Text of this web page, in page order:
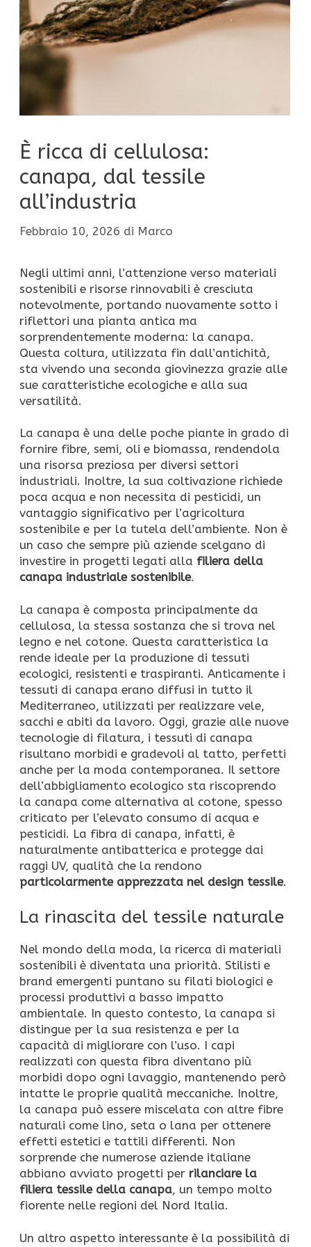
È ricca di cellulosa:
canapa, dal tessile
all’industria
Febbraio 10, 2026 di Marco
Negli ultimi anni, l’attenzione verso materiali
sostenibili e risorse rinnovabili è cresciuta
notevolmente, portando nuovamente sotto i
riflettori una pianta antica ma
sorprendentemente moderna: la canapa.
Questa coltura, utilizzata fin dall’antichità,
sta vivendo una seconda giovinezza grazie alle
sue caratteristiche ecologiche e alla sua
versatilità.
La canapa è una delle poche piante in grado di
fornire fibre, semi, oli e biomassa, rendendola
una risorsa preziosa per diversi settori
industriali. Inoltre, la sua coltivazione richiede
poca acqua e non necessita di pesticidi, un
vantaggio significativo per l’agricoltura
sostenibile e per la tutela dell’ambiente. Non è
un caso che sempre più aziende scelgano di
investire in progetti legati alla filiera della
canapa industriale sostenibile.
La canapa è composta principalmente da
cellulosa, la stessa sostanza che si trova nel
legno e nel cotone. Questa caratteristica la
rende ideale per la produzione di tessuti
ecologici, resistenti e traspiranti. Anticamente i
tessuti di canapa erano diffusi in tutto il
Mediterraneo, utilizzati per realizzare vele,
sacchi e abiti da lavoro. Oggi, grazie alle nuove
tecnologie di filatura, i tessuti di canapa
risultano morbidi e gradevoli al tatto, perfetti
anche per la moda contemporanea. Il settore
dell’abbigliamento ecologico sta riscoprendo
la canapa come alternativa al cotone, spesso
criticato per l’elevato consumo di acqua e
pesticidi. La fibra di canapa, infatti, è
naturalmente antibatterica e protegge dai
raggi UV, qualità che la rendono
particolarmente apprezzata nel design tessile.
La rinascita del tessile naturale
Nel mondo della moda, la ricerca di materiali
sostenibili è diventata una priorità. Stilisti e
brand emergenti puntano su filati biologici e
processi produttivi a basso impatto
ambientale. In questo contesto, la canapa si
distingue per la sua resistenza e per la
capacità di migliorare con l’uso. I capi
realizzati con questa fibra diventano più
morbidi dopo ogni lavaggio, mantenendo però
intatte le proprie qualità meccaniche. Inoltre,
la canapa può essere miscelata con altre fibre
naturali come lino, seta o lana per ottenere
effetti estetici e tattili differenti. Non
sorprende che numerose aziende italiane
abbiano avviato progetti per rilanciare la
filiera tessile della canapa, un tempo molto
fiorente nelle regioni del Nord Italia.
Un altro aspetto interessante è la possibilità di